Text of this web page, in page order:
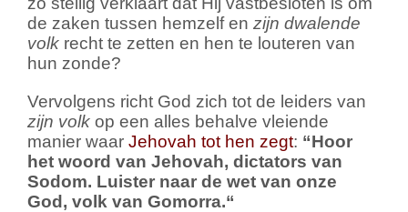
de zaken tussen hemzelf en zijn dwalende
volk recht te zetten en hen te louteren van
hun zonde?
Vervolgens richt God zich tot de leiders van
zijn volk op een alles behalve vleiende
manier waar Jehovah tot hen zegt: “Hoor
het woord van Jehovah, dictators van
Sodom. Luister naar de wet van onze
God, volk van Gomorra.“